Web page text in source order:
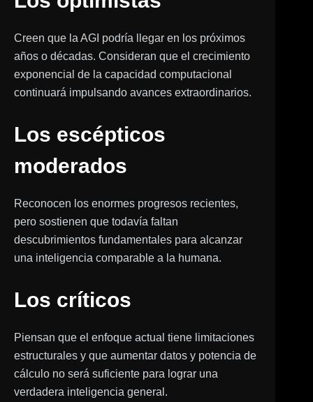
Creen que la AGI podría llegar en los próximos
años o décadas. Consideran que el crecimiento
exponencial de la capacidad computacional
continuará impulsando avances extraordinarios.
Los escépticos
moderados
Reconocen los enormes progresos recientes,
pero sostienen que todavía faltan
descubrimientos fundamentales para alcanzar
una inteligencia comparable a la humana.
Los críticos
Piensan que el enfoque actual tiene limitaciones
estructurales y que aumentar datos y potencia de
cálculo no será suficiente para lograr una
verdadera inteligencia general.